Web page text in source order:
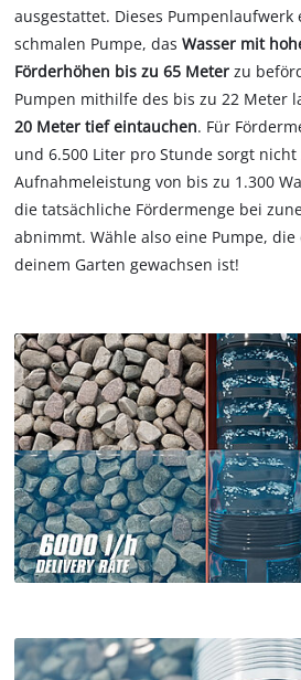
ausgestattet. Dieses
schmalen Pumpe, dasWasser mit
Förderhöhen bis zu 65 Meter zu
Pumpen mithilfe des bis zu 22 Meter
20 Meter tief eintauchen. Für
und 6.500 Liter pro Stunde sorgt
Aufnahmeleistung von bis zu 1.300
die tatsächliche Fördermenge bei
abnimmt. Wähle also eine Pumpe,
deinem Garten gewachsen ist!